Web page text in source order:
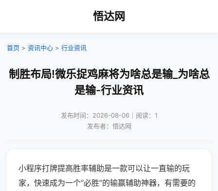
悟达网
首页 > 资讯中心 > 行业资讯
制胜布局!微乐捉鸡麻将为啥总是输_为啥总
是输-行业资讯
发布时间：2026-08-06｜阅读：1
发布者：悟达网
小程序打牌提高胜率辅助是一款可以让一直输的玩
家，快速成为一个“必胜”的输赢辅助神器，有需要的